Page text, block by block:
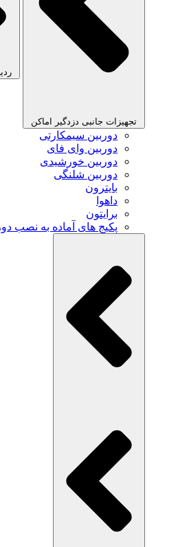
تجهیزات جانبی دزدگیر اماکن
دوربین سیمکارتی
دوربین وای فای
دوربین خورشیدی
دوربین شلنگی
بایترون
داهوا
برایتون
پکیج های آماده به نصب